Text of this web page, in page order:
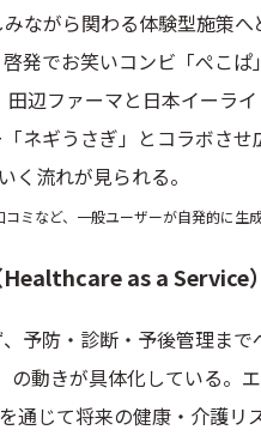
ながら関わる体験型施策
発でお笑いコンビ「ぺこ
辺ファーマと日本イーラ
ネギうさぎ」とコラボさ
く流れが見られる。
ミなど、一般ユーザーが自発的に生
as a Service
予防・診断・予後管理ま
の動きが具体化している。
通じて将来の健康・介護リ